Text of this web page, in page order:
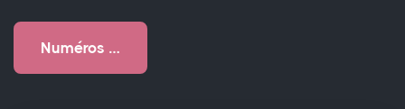
Numéros …